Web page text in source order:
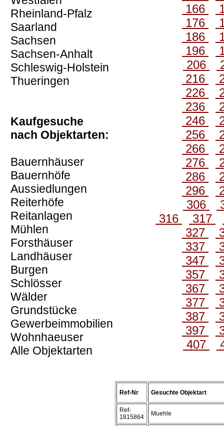
Rheinland-Pfalz
Saarland
Sachsen
Sachsen-Anhalt
Schleswig-Holstein
Thueringen
Kaufgesuche
nach Objektarten:
Bauernhäuser
Bauernhöfe
Aussiedlungen
Reiterhöfe
Reitanlagen
Mühlen
Forsthäuser
Landhäuser
Burgen
Schlösser
Wälder
Grundstücke
Gewerbeimmobilien
Wohnhaeuser
Alle Objektarten
166
176
186
196
206
216
226
236
246
256
266
276
286
296
306
316
317
327
337
347
357
367
377
387
397
407
Ref-Nr Gesuchte Objektart
Ref-
1815864
Muehle